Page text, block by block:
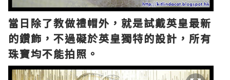
當日除了教做禮帽外，就是試戴英皇最新
的鑽飾，不過礙於英皇獨特的設計，所有
珠寶均不能拍照。